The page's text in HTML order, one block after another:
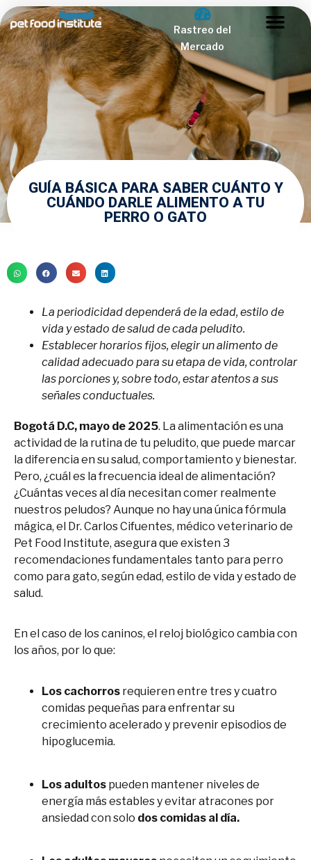
Rastreo del
Mercado
GUÍA BÁSICA PARA SABER CUÁNTO Y
CUÁNDO DARLE ALIMENTO A TU
PERRO O GATO
La periodicidad dependerá de la edad, estilo de
vida y estado de salud de cada peludito.
Establecer horarios fijos, elegir un alimento de
calidad adecuado para su etapa de vida, controlar
las porciones y, sobre todo, estar atentos a sus
señales conductuales.
Bogotá D.C, mayo de 2025. La alimentación es una
actividad de la rutina de tu peludito, que puede marcar
la diferencia en su salud, comportamiento y bienestar.
Pero, ¿cuál es la frecuencia ideal de alimentación?
¿Cuántas veces al día necesitan comer realmente
nuestros peludos? Aunque no hay una única fórmula
mágica, el Dr. Carlos Cifuentes, médico veterinario de
Pet Food Institute, asegura que existen 3
recomendaciones fundamentales tanto para perro
como para gato, según edad, estilo de vida y estado de
salud.
En el caso de los caninos, el reloj biológico cambia con
los años, por lo que:
Los cachorros requieren entre tres y cuatro
comidas pequeñas para enfrentar su
crecimiento acelerado y prevenir episodios de
hipoglucemia.
Los adultos pueden mantener niveles de
energía más estables y evitar atracones por
ansiedad con solo dos comidas al día.